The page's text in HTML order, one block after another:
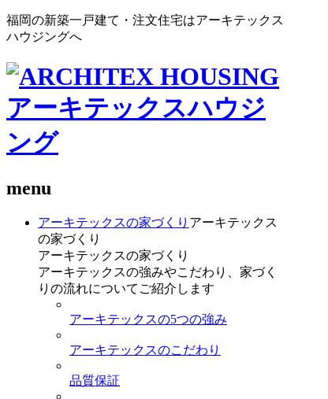
福岡の新築一戸建て・注文住宅はアーキテックス
ハウジングへ
menu
アーキテックスの家づくり アーキテックス
の家づくり
アーキテックスの家づくり
アーキテックスの強みやこだわり、家づく
りの流れについてご紹介します
アーキテックスの5つの強み
アーキテックスのこだわり
品質保証